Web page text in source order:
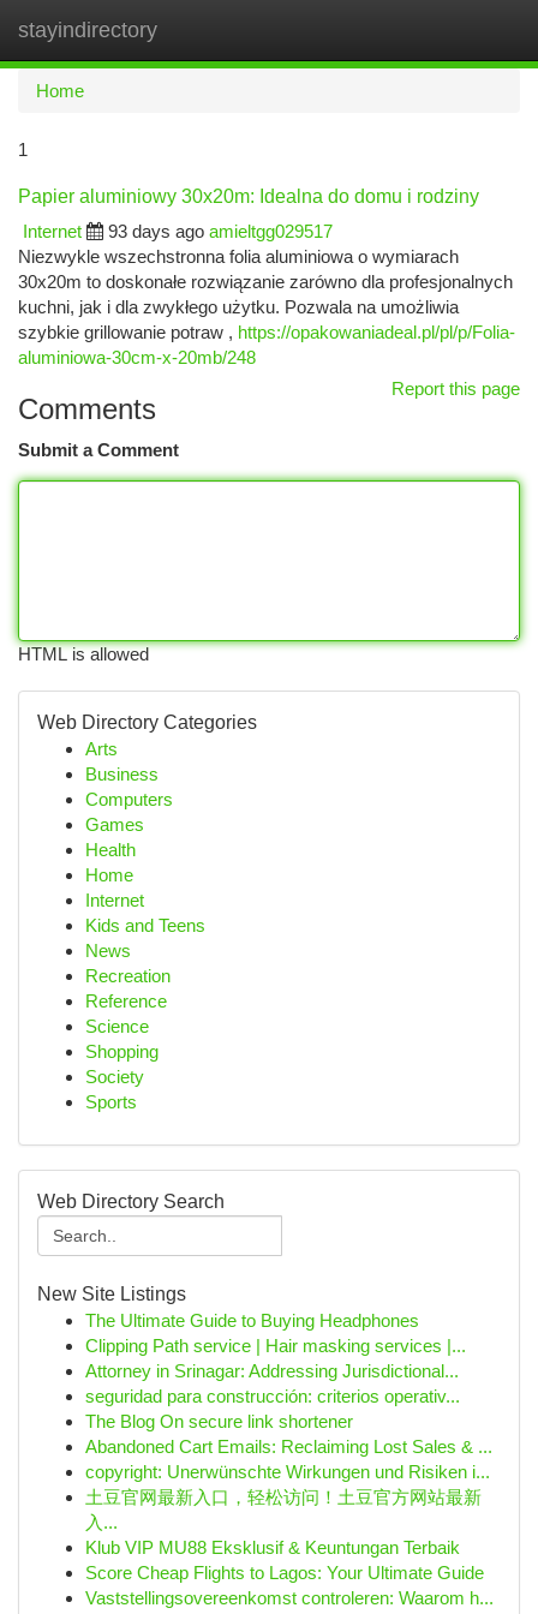
stayindirectory
Home
1
Papier aluminiowy 30x20m: Idealna do domu i rodziny
Internet
93 days ago amieltgg029517
Niezwykle wszechstronna folia aluminiowa o wymiarach
30x20m to doskonałe rozwiązanie zarówno dla profesjonalnych
kuchni, jak i dla zwykłego użytku. Pozwala na umożliwia
szybkie grillowanie potraw , https://opakowaniadeal.pl/pl/p/Folia-
aluminiowa-30cm-x-20mb/248
Report this page
Comments
Submit a Comment
HTML is allowed
Web Directory Categories
Arts
Business
Computers
Games
Health
Home
Internet
Kids and Teens
News
Recreation
Reference
Science
Shopping
Society
Sports
Web Directory Search
New Site Listings
The Ultimate Guide to Buying Headphones
Clipping Path service | Hair masking services |...
Attorney in Srinagar: Addressing Jurisdictional...
seguridad para construcción: criterios operativ...
The Blog On secure link shortener
Abandoned Cart Emails: Reclaiming Lost Sales & ...
copyright: Unerwünschte Wirkungen und Risiken i...
土豆官网最新入口，轻松访问！土豆官方网站最新
入...
Klub VIP MU88 Eksklusif & Keuntungan Terbaik
Score Cheap Flights to Lagos: Your Ultimate Guide
Vaststellingsovereenkomst controleren: Waarom h...